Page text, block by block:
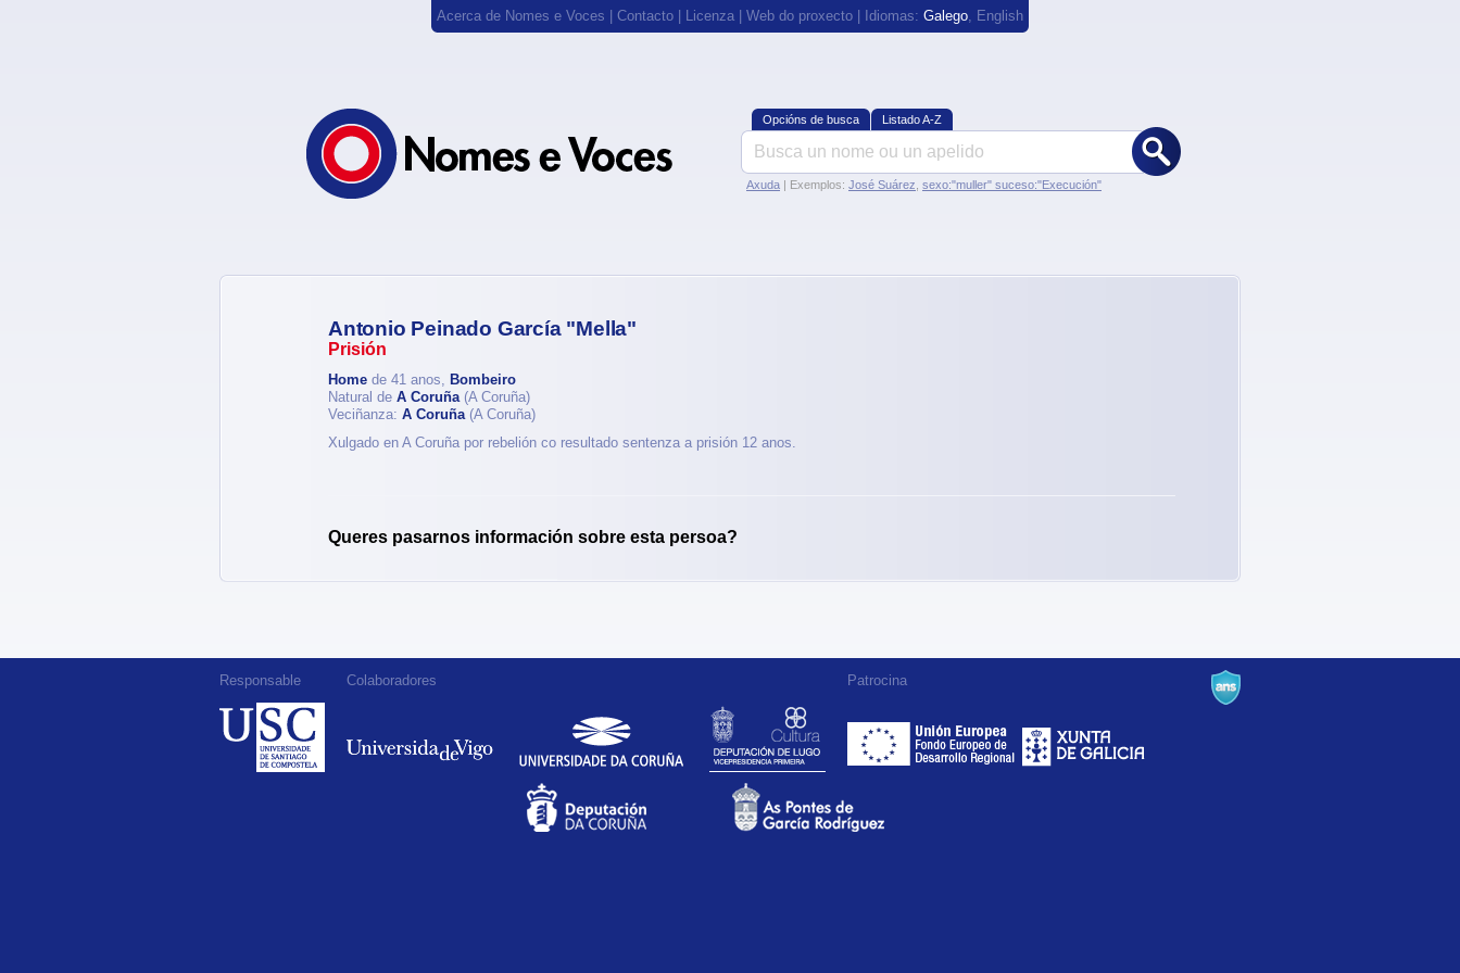
Acerca de Nomes e Voces Contacto Licenza Web do proxecto | Idiomas: Galego, English
Opcións de busca Listado A-Z
Axuda | Exemplos: José Suárez sexo:"muller" suceso:"Execución"
Antonio Peinado García "Mella"
Prisión
Home de 41 anos, Bombeiro
Natural de A Coruña(A Coruña)
Veciñanza: A Coruña(A Coruña)
Xulgado en A Coruña por rebelión co resultado sentenza a prisión 12 anos.
Queres pasarnos información sobre esta persoa?
Responsable Colaboradores Patrocina